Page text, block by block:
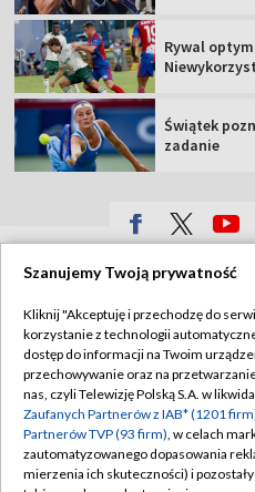
Rywal
Świątek
zadanie
Biuro
Oferta
Polityka
Moje
Biuro
Szanujemy Twoją prywatność
Kliknij "Akceptuję i przechodzę do
korzystanie z technologii
dostęp do informacji na Twoim
przechowywanie oraz na
nas, czyli Telewizję Polską S.A. w
Zaufanych Partnerów z IAB* (1201
Partnerów TVP (93 firm), w celach
zautomatyzowanego dopasowania
mierzenia ich skuteczności) i